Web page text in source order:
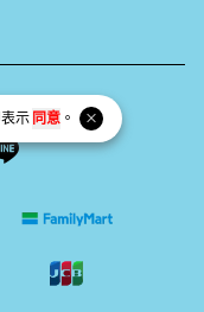
示同意 。
page
Line page